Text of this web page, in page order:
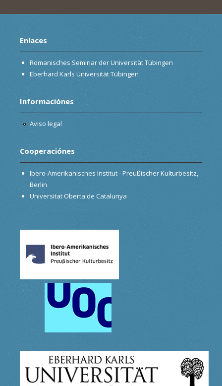
Enlaces
Romanisches Seminar der Universität Tübingen
Eberhard Karls Universität Tübingen
Informaciónes
Aviso legal
Cooperaciónes
Ibero-Amerikanisches Institut - Preußischer Kulturbesitz,
Berlin
Universitat Oberta de Catalunya